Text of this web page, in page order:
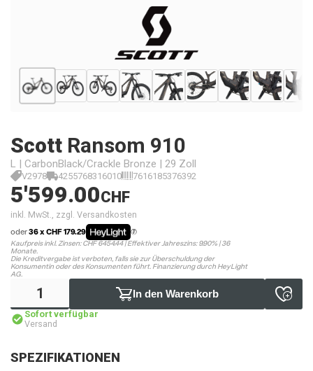
Scott Ransom 910
L | CarbonBlack/Crackle Bronze | 29 Zoll
V2978 4255768316010 7616185376392
5'599.00CHF
inkl. MwSt., zzgl. Versandkosten
oder36 x CHF 179.29
Kaufpreis inkl. Zinsen: CHF 6454.44 | Effektiver Jahreszins: 9.90% | 36
Monate.
Die Kreditvergabe ist verboten, falls sie zur Überschuldung der
Konsumentin oder des Konsumenten führt. Finanzierung durch HeyLight
AG.
In den Warenkorb
Sofort verfügbar
Versand
SPEZIFIKATIONEN